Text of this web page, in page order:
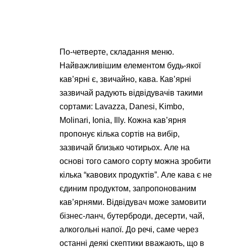
По-четверте, складання меню.
Найважливішим елементом будь-якої
кав’ярні є, звичайно, кава. Кав’ярні
зазвичай радують відвідувачів такими
сортами: Lavazza, Danesi, Kimbo,
Molinari, Ionia, Illy. Кожна кав’ярня
пропонує кілька сортів на вибір,
зазвичай близько чотирьох. Але на
основі того самого сорту можна зробити
кілька “кавових продуктів”. Але кава є не
єдиним продуктом, запропонованим
кав’ярнями. Відвідувач може замовити
бізнес-ланч, бутерброди, десерти, чай,
алкогольні напої. До речі, саме через
останні деякі скептики вважають, що в